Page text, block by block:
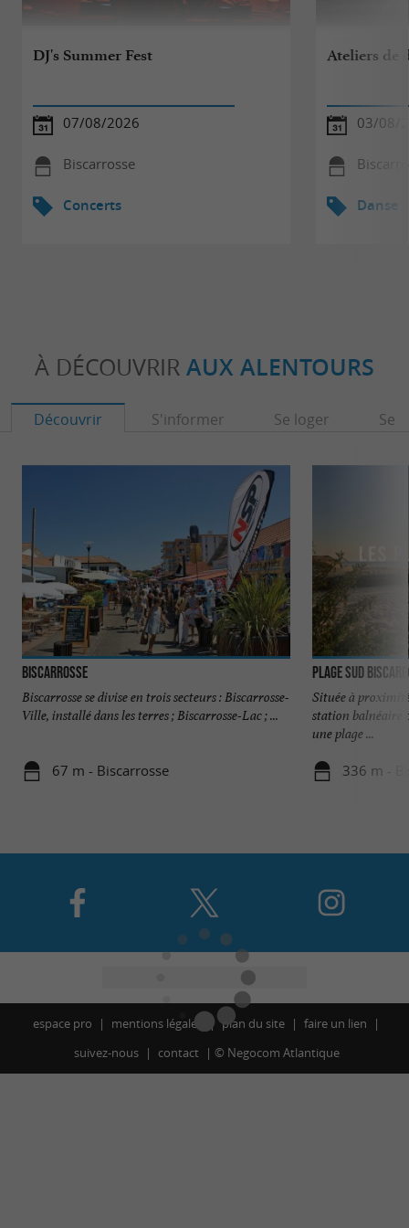
DJ's Summer Fest
07/08/2026
Biscarrosse
Concerts
Ateliers de
03/08/
Danse
À DÉCOUVRIR AUX ALENTOURS
Découvrir S'informer Se loger Se
Biscarrosse
Biscarrosse se divise en trois secteurs : Biscarrosse-
Ville, installé dans les terres ; Biscarrosse-Lac ; ...
67 m - Biscarrosse
Plage Sud
Située à
station balnéaire
une plage ...
336 m -
espace pro mentions légales plan du site
faire un lien
suivez-nous
contact © Negocom Atlantique